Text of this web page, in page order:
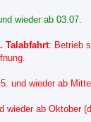
wieder ab 03.07.
Talabfahrt: Betrieb
und wieder ab
wieder ab Oktober